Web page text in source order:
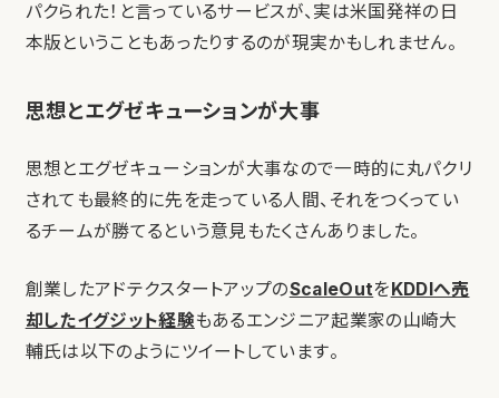
パクられた！と言っているサービスが、実は米国発祥の日
本版ということもあったりするのが現実かもしれません。
思想とエグゼキューションが大事
思想とエグゼキューションが大事なので一時的に丸パクリ
されても最終的に先を走っている人間、それをつくってい
るチームが勝てるという意見もたくさんありました。
創業したアドテクスタートアップのScaleOutをKDDIへ売
却したイグジット経験もあるエンジニア起業家の山崎大
輔氏は以下のようにツイートしています。